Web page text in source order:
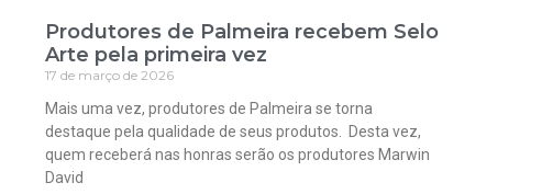
Produtores de Palmeira recebem Selo
Arte pela primeira vez
17 de março de 2026
Mais uma vez, produtores de Palmeira se torna
destaque pela qualidade de seus produtos. Desta vez,
quem receberá nas honras serão os produtores Marwin
David